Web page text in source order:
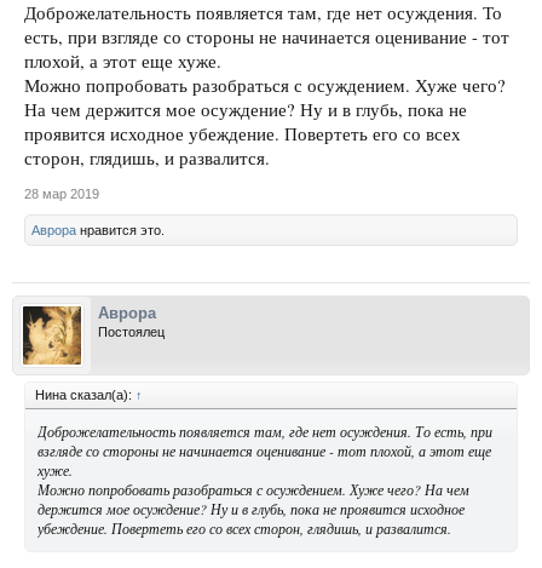
Доброжелательность появляется там, где нет осуждения. То
есть, при взгляде со стороны не начинается оценивание - тот
плохой, а этот еще хуже.
Можно попробовать разобраться с осуждением. Хуже чего?
На чем держится мое осуждение? Ну и в глубь, пока не
проявится исходное убеждение. Повертеть его со всех
сторон, глядишь, и развалится.
28 мар 2019
Аврора нравится это.
Аврора
Постоялец
Нина сказал(а): ↑
Доброжелательность появляется там, где нет осуждения. То есть, при
взгляде со стороны не начинается оценивание - тот плохой, а этот еще
хуже.
Можно попробовать разобраться с осуждением. Хуже чего? На чем
держится мое осуждение? Ну и в глубь, пока не проявится исходное
убеждение. Повертеть его со всех сторон, глядишь, и развалится.